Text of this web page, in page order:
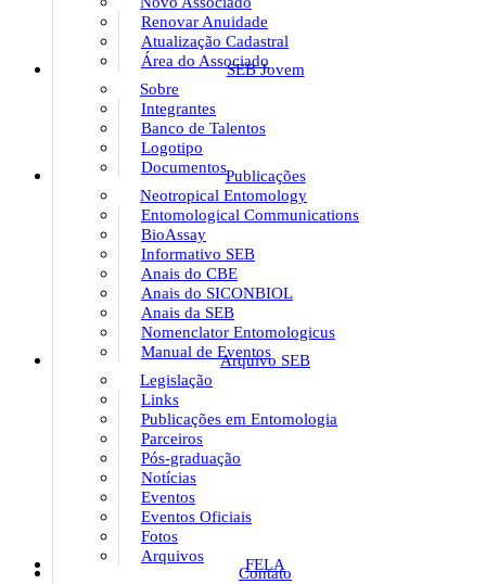
Renovar Anuidade
Atualização Cadastral
Área do Associado
SEB Jovem
Sobre
Integrantes
Banco de Talentos
Logotipo
DocumentosPublicações
Neotropical Entomology
Entomological Communications
BioAssay
Informativo SEB
Anais do CBE
Anais do SICONBIOL
Anais da SEB
Nomenclator Entomologicus
Manual de Eventos
Arquivo SEB
Legislação
Links
Publicações em Entomologia
Parceiros
Pós-graduação
Notícias
Eventos
Eventos Oficiais
Fotos
Arquivos
FELA
Contato